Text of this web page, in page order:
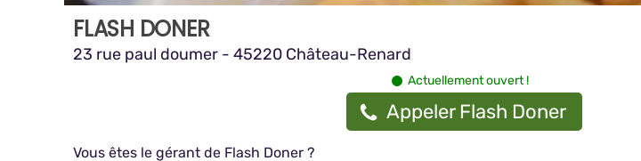
FLASH DONER
23 rue paul doumer - 45220 Château-Renard
Actuellement ouvert !
Appeler Flash Doner
Vous êtes le gérant de Flash Doner ?